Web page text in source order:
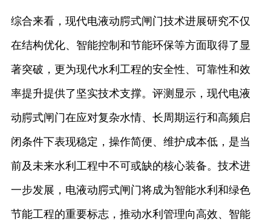
综合来看，现代电液动腭式闸门技术进展研究不仅
在结构优化、智能控制和节能环保等方面取得了显
著突破，更为现代水利工程的安全性、可靠性和效
率提升提供了坚实技术支撑。评测显示，现代电液
动腭式闸门在应对复杂水情、长周期运行和高频启
闭条件下表现稳定，操作简便、维护成本低，是当
前及未来水利工程中不可或缺的核心装备。技术进
一步发展，电液动腭式闸门将成为智能水利和绿色
节能工程的重要标志，推动水利管理向高效、智能